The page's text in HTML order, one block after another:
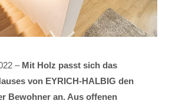
– Mit Holz passt sich das
von EYRICH-HALBIG den
Bewohner an. Aus offenen